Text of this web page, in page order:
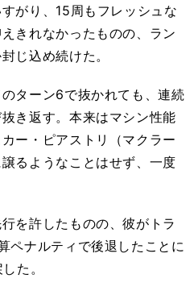
がり、15周もフレッシュな
きれなかったものの、ラン
じ込め続けた。
ターン6で抜かれても、連続
き返す。本来はマシン性能
ー・ピアストリ（マクラー
るようなことはせず、一度
を許したものの、彼がトラ
ペナルティで後退したことに
た。